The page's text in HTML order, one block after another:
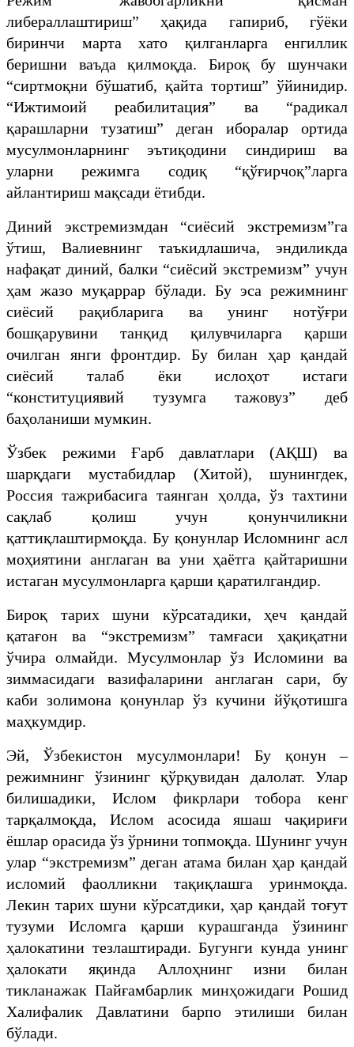
либераллаштириш” ҳақида гапириб, гўёки
биринчи марта хато қилганларга енгиллик
беришни ваъда қилмоқда. Бироқ бу шунчаки
“сиртмоқни бўшатиб, қайта тортиш” ўйинидир.
“Ижтимоий реабилитация” ва “радикал
қарашларни тузатиш” деган иборалар ортида
мусулмонларнинг эътиқодини синдириш ва
уларни режимга содиқ “қўғирчоқ”ларга
айлантириш мақсади ётибди.
Диний экстремизмдан “сиёсий экстремизм”га
ўтиш, Валиевнинг таъкидлашича, эндиликда
нафақат диний, балки “сиёсий экстремизм” учун
ҳам жазо муқаррар бўлади. Бу эса режимнинг
сиёсий рақибларига ва унинг нотўғри
бошқарувини танқид қилувчиларга қарши
очилган янги фронтдир. Бу билан ҳар қандай
сиёсий талаб ёки ислоҳот истаги
“конституциявий тузумга тажовуз” деб
баҳоланиши мумкин.
Ўзбек режими Ғарб давлатлари (АҚШ) ва
шарқдаги мустабидлар (Хитой), шунингдек,
Россия тажрибасига таянган ҳолда, ўз тахтини
сақлаб қолиш учун қонунчиликни
қаттиқлаштирмоқда. Бу қонунлар Исломнинг асл
моҳиятини англаган ва уни ҳаётга қайтаришни
истаган мусулмонларга қарши қаратилгандир.
Бироқ тарих шуни кўрсатадики, ҳеч қандай
қатағон ва “экстремизм” тамғаси ҳақиқатни
ўчира олмайди. Мусулмонлар ўз Исломини ва
зиммасидаги вазифаларини англаган сари, бу
каби золимона қонунлар ўз кучини йўқотишга
маҳкумдир.
Эй, Ўзбекистон мусулмонлари! Бу қонун –
режимнинг ўзининг қўрқувидан далолат. Улар
билишадики, Ислом фикрлари тобора кенг
тарқалмоқда, Ислом асосида яшаш чақириғи
ёшлар орасида ўз ўрнини топмоқда. Шунинг учун
улар “экстремизм” деган атама билан ҳар қандай
исломий фаолликни тақиқлашга уринмоқда.
Лекин тарих шуни кўрсатдики, ҳар қандай тоғут
тузуми Исломга қарши курашганда ўзининг
ҳалокатини тезлаштиради. Бугунги кунда унинг
ҳалокати яқинда Аллоҳнинг изни билан
тикланажак Пайғамбарлик минҳожидаги Рошид
Халифалик Давлатини барпо этилиши билан
бўлади.